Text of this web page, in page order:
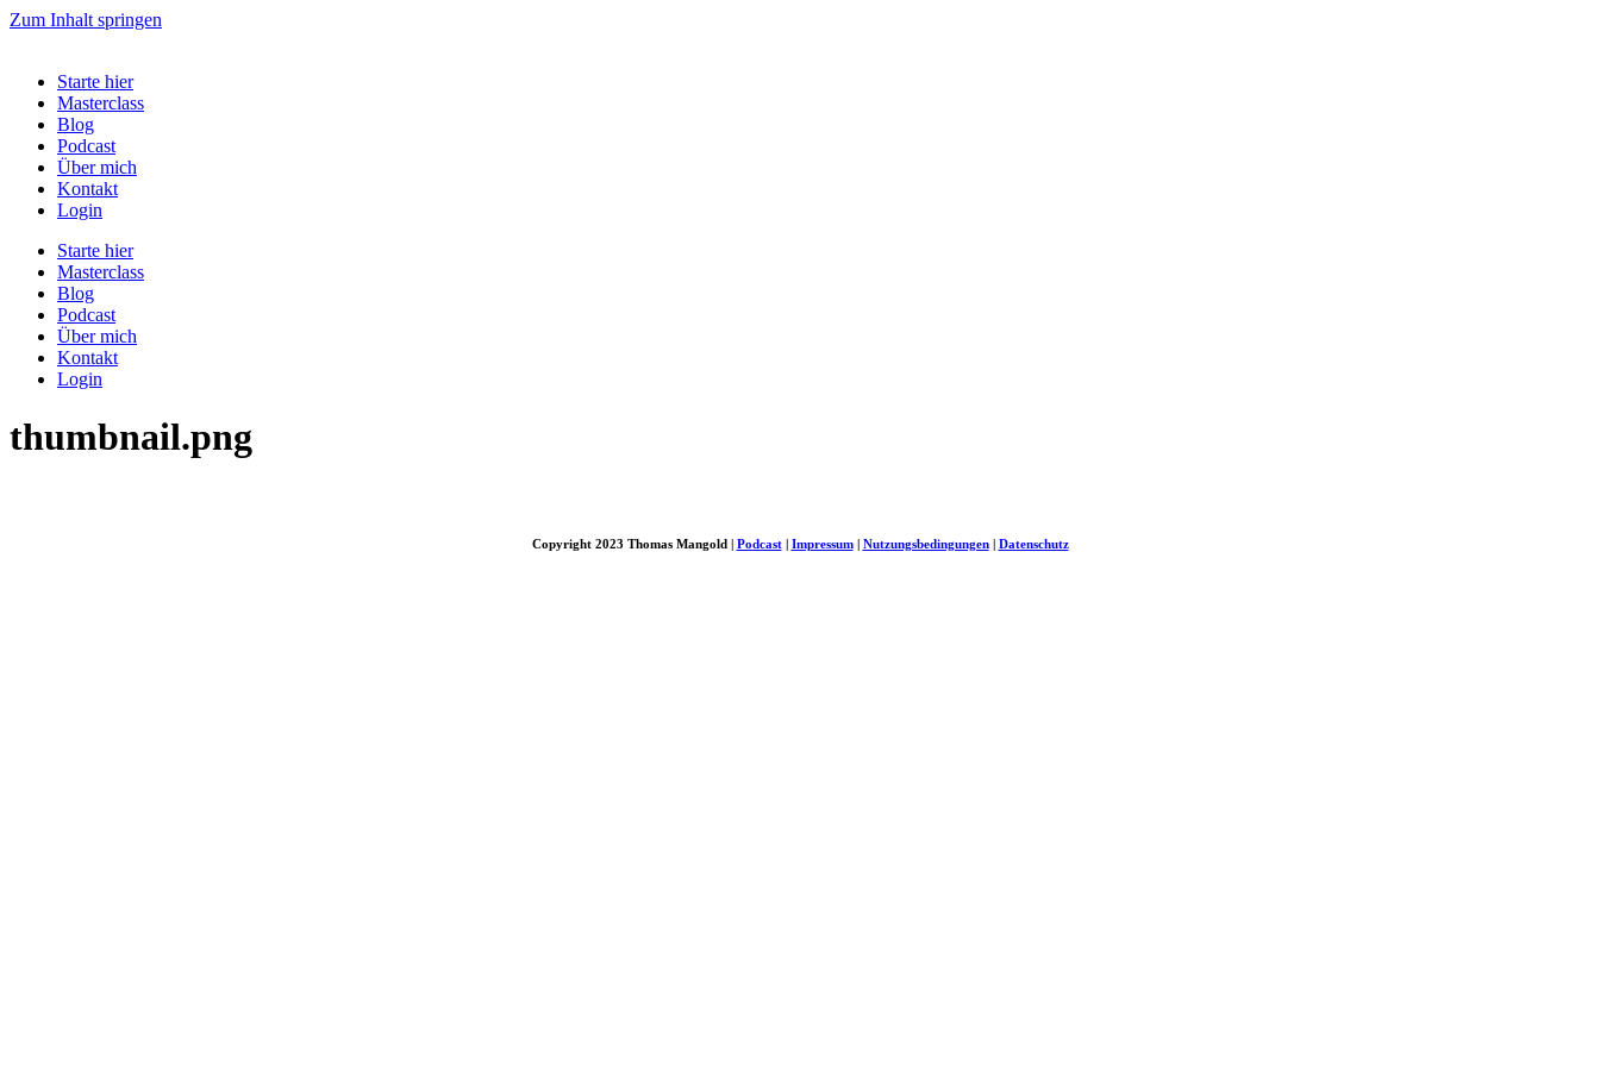
Zum Inhalt springen
Starte hier
Masterclass
Blog
Podcast
Über mich
Kontakt
Login
Starte hier
Masterclass
Blog
Podcast
Über mich
Kontakt
Login
thumbnail.png
Copyright 2023 Thomas Mangold | Podcast| Impressum| Nutzungsbedingungen| Datenschutz